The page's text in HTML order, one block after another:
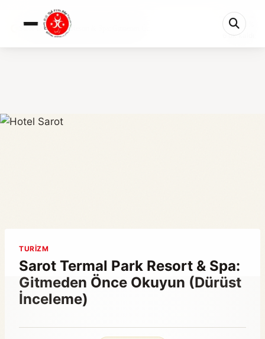
Sarot Termal Park Resort & Spa: Gitmeden Ö...
6 dk kaldı
TURIZM
Sarot Termal Park Resort & Spa:
Gitmeden Önce Okuyun (Dürüst
İnceleme)